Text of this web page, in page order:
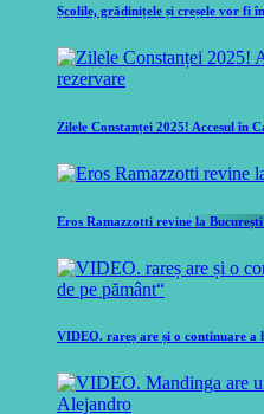
Școlile, grădinițele și creșele vor fi
Zilele Constanței 2025! Accesul în
Eros Ramazzotti revine la
VIDEO. rareș are și o continuare a